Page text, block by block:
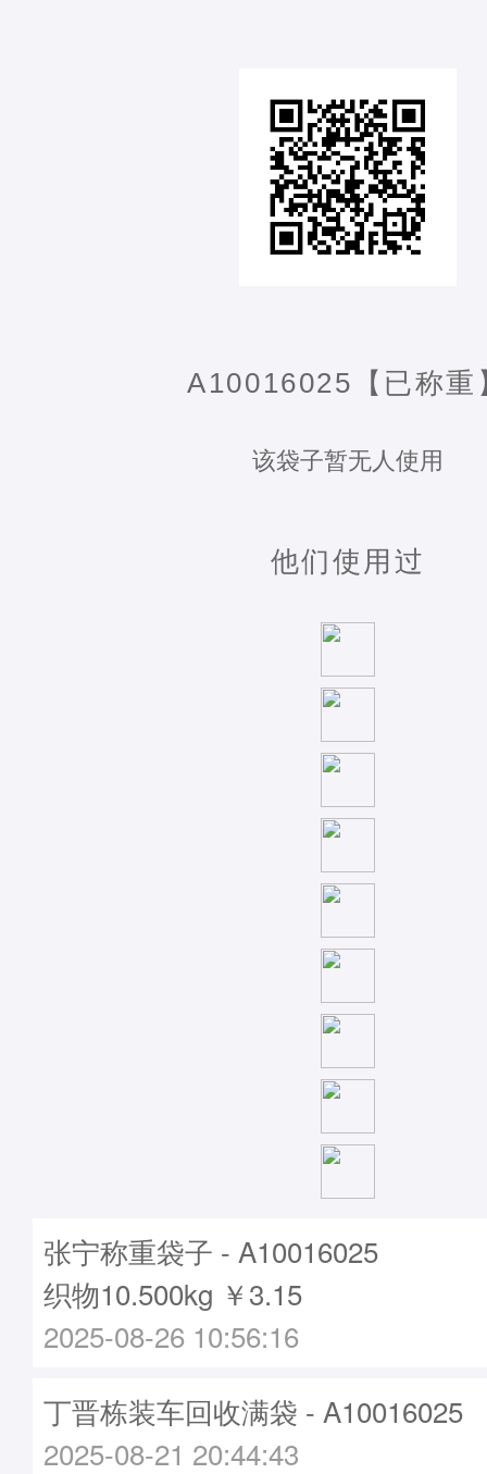
A10016025【已称重
该袋子暂无人使用
他们使用过
张宁称重袋子 - A10016025
织物10.500kg ￥3.15
2025-08-26 10:56:16
丁晋栋装车回收满袋 - A10016025
2025-08-21 20:44:43